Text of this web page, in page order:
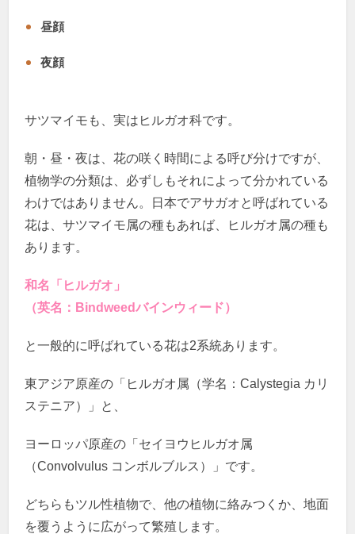
昼顔
夜顔
サツマイモも、実はヒルガオ科です。
朝・昼・夜は、花の咲く時間による呼び分けですが、
植物学の分類は、必ずしもそれによって分かれている
わけではありません。日本でアサガオと呼ばれている
花は、サツマイモ属の種もあれば、ヒルガオ属の種も
あります。
和名「ヒルガオ」
（英名：Bindweedバインウィード）
と一般的に呼ばれている花は2系統あります。
東アジア原産の「ヒルガオ属（学名：Calystegia カリ
ステニア）」と、
ヨーロッパ原産の「セイヨウヒルガオ属
（Convolvulus コンボルブルス）」です。
どちらもツル性植物で、他の植物に絡みつくか、地面
を覆うように広がって繁殖します。